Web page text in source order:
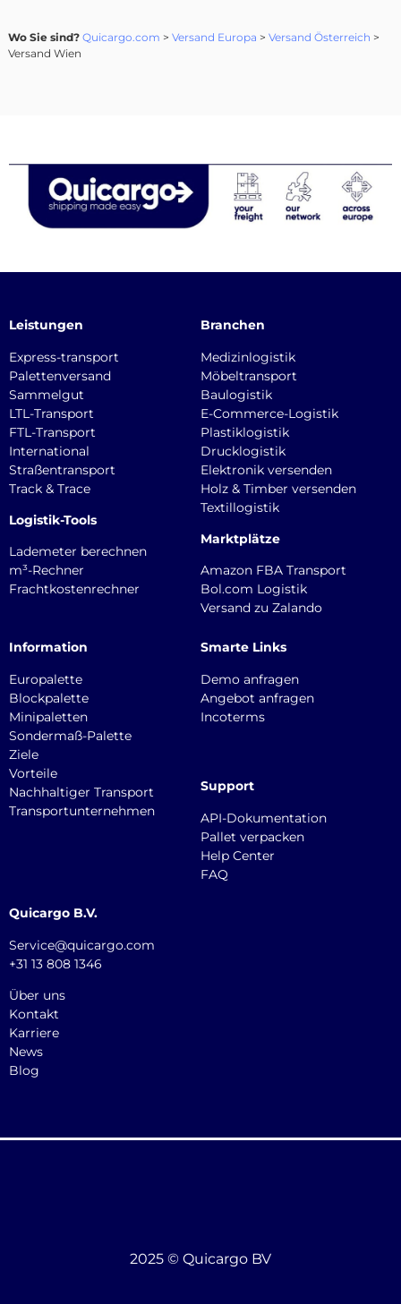
Wo Sie sind? Quicargo.com > Versand Europa > Versand Österreich >
Versand Wien
Leistungen
Express-transport
Palettenversand
Sammelgut
LTL-Transport
FTL-Transport
International
Straßentransport
Track & Trace
Logistik-Tools
Lademeter berechnen
m³-Rechner
Frachtkostenrechner
Branchen
Medizinlogistik
Möbeltransport
Baulogistik
E-Commerce-Logistik
Plastiklogistik
Drucklogistik
Elektronik versenden
Holz & Timber versenden
Textillogistik
Marktplätze
Amazon FBA Transport
Bol.com Logistik
Versand zu Zalando
Information
Europalette
Blockpalette
Minipaletten
Sondermaß-Palette
Ziele
Vorteile
Nachhaltiger Transport
Transportunternehmen
Smarte Links
Demo anfragen
Angebot anfragen
Incoterms
Support
API-Dokumentation
Pallet verpacken
Help Center
FAQ
Quicargo B.V.
Service@quicargo.com
+31 13 808 1346
Über uns
Kontakt
Karriere
News
Blog
2025 © Quicargo BV